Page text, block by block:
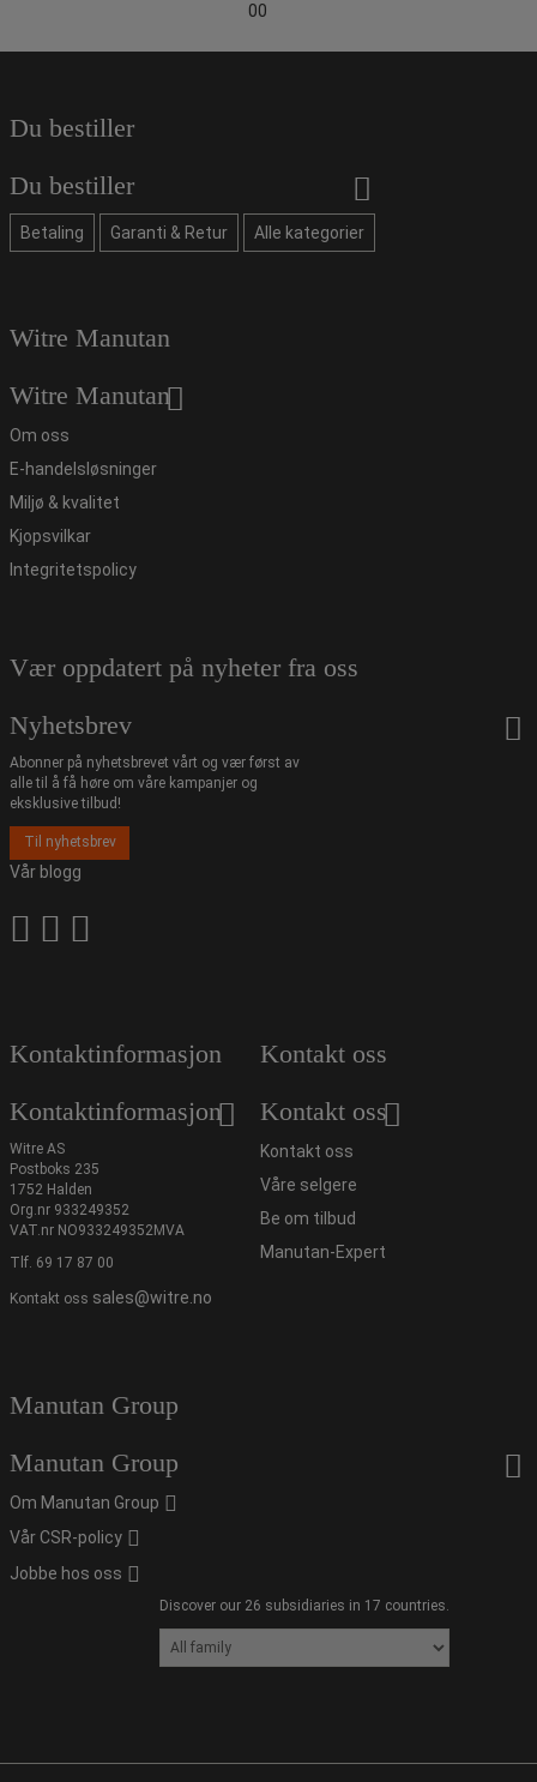
00
Du bestiller
Du bestiller
Betaling Garanti & Retur Alle kategorier
Witre Manutan
Witre Manutan
Om oss
E-handelsløsninger
Miljø & kvalitet
Kjopsvilkar
Integritetspolicy
Vær oppdatert på nyheter fra oss
Nyhetsbrev
Abonner på nyhetsbrevet vårt og vær først av
alle til å få høre om våre kampanjer og
eksklusive tilbud!
Til nyhetsbrev
Vår blogg
Kontaktinformasjon
Kontaktinformasjon
Witre AS
Postboks 235
1752 Halden
Org.nr 933249352
VAT.nr NO933249352MVA
Tlf. 69 17 87 00
Kontakt oss sales@witre.no
Kontakt oss
Kontakt oss
Kontakt oss
Våre selgere
Be om tilbud
Manutan-Expert
Manutan Group
Manutan Group
Om Manutan Group
Vår CSR-policy
Jobbe hos oss
Discover our 26 subsidiaries in 17 countries.